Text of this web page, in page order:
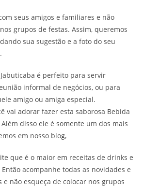
seus amigos e familiares e não
grupos de festas. Assim, queremos
sua sugestão e a foto do seu
é perfeito para servir
informal de negócios, ou para
amigo ou amiga especial.
vai adorar fazer esta saborosa Bebida
disso ele é somente um dos mais
em nosso blog,
que é o maior em receitas de drinks e
acompanhe todas as novidades e
e não esqueça de colocar nos grupos